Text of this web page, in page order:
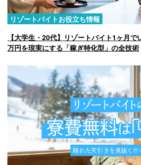
リゾートバイトお役立ち情報
【大学生・20代】リゾートバイト1ヶ月
万円を現実にする「稼ぎ特化型」の全技術